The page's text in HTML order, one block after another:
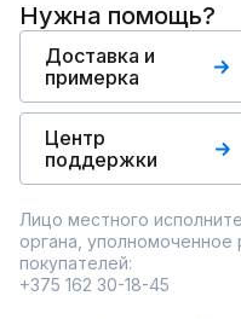
Нужна помощь?
Доставка и
примерка
Центр
поддержки
Лицо местного
органа,
покупателей:
+375 162 30-18-45